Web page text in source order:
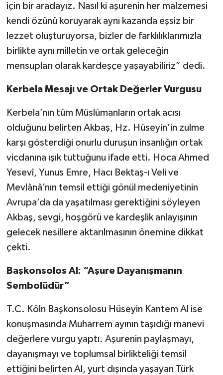
için bir aradayız. Nasıl ki aşurenin her malzemesi
kendi özünü koruyarak aynı kazanda eşsiz bir
lezzet oluşturuyorsa, bizler de farklılıklarımızla
birlikte aynı milletin ve ortak geleceğin
mensupları olarak kardeşçe yaşayabiliriz” dedi.
Kerbela Mesajı ve Ortak Değerler Vurgusu
Kerbela’nın tüm Müslümanların ortak acısı
olduğunu belirten Akbaş, Hz. Hüseyin’in zulme
karşı gösterdiği onurlu duruşun insanlığın ortak
vicdanına ışık tuttuğunu ifade etti. Hoca Ahmed
Yesevî, Yunus Emre, Hacı Bektaş-ı Veli ve
Mevlânâ’nın temsil ettiği gönül medeniyetinin
Avrupa’da da yaşatılması gerektiğini söyleyen
Akbaş, sevgi, hoşgörü ve kardeşlik anlayışının
gelecek nesillere aktarılmasının önemine dikkat
çekti.
Başkonsolos Al: “Aşure Dayanışmanın
Sembolüdür”
T.C. Köln Başkonsolosu Hüseyin Kantem Al ise
konuşmasında Muharrem ayının taşıdığı manevi
değerlere vurgu yaptı. Aşurenin paylaşmayı,
dayanışmayı ve toplumsal birlikteliği temsil
ettiğini belirten Al, yurt dışında yaşayan Türk